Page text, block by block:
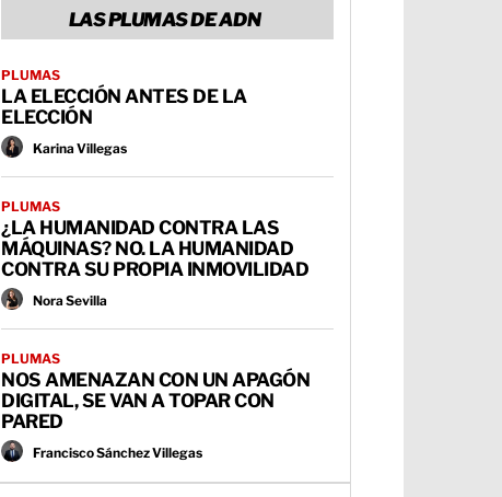
LAS PLUMAS DE ADN
PLUMAS
LA ELECCIÓN ANTES DE LA
ELECCIÓN
Karina Villegas
PLUMAS
¿LA HUMANIDAD CONTRA LAS
MÁQUINAS? NO. LA HUMANIDAD
CONTRA SU PROPIA INMOVILIDAD
Nora Sevilla
PLUMAS
NOS AMENAZAN CON UN APAGÓN
DIGITAL, SE VAN A TOPAR CON
PARED
Francisco Sánchez Villegas